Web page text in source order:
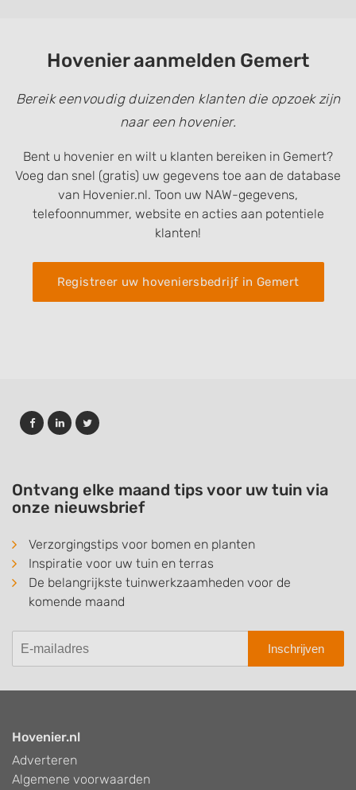
Hovenier aanmelden Gemert
Bereik eenvoudig duizenden klanten die opzoek zijn
naar een hovenier.
Bent u hovenier en wilt u klanten bereiken in Gemert?
Voeg dan snel (gratis) uw gegevens toe aan de database
van Hovenier.nl. Toon uw NAW-gegevens,
telefoonnummer, website en acties aan potentiele
klanten!
Registreer uw hoveniersbedrijf in Gemert
Ontvang elke maand tips voor uw tuin via
onze nieuwsbrief
Verzorgingstips voor bomen en planten
Inspiratie voor uw tuin en terras
De belangrijkste tuinwerkzaamheden voor de
komende maand
Inschrijven
Hovenier.nl
Adverteren
Algemene voorwaarden